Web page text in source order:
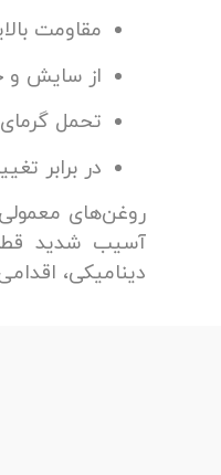
مقاومت
از سایش و
تحمل
در برابر
روغن‌های معمولی
آسیب شدید
دینامیکی،